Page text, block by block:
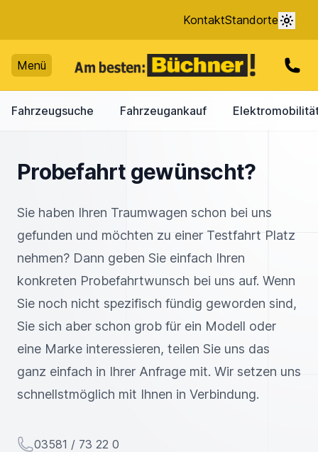
KontaktStandorte
Menü
Fahrzeugsuche Fahrzeugankauf
Probefahrt gewünscht?
Sie haben Ihren Traumwagen schon bei uns
gefunden und möchten zu einer Testfahrt Platz
nehmen? Dann geben Sie einfach Ihren
konkreten Probefahrtwunsch bei uns auf. Wenn
Sie noch nicht spezifisch fündig geworden sind,
Sie sich aber schon grob für ein Modell oder
eine Marke interessieren, teilen Sie uns das
ganz einfach in Ihrer Anfrage mit. Wir setzen uns
schnellstmöglich mit Ihnen in Verbindung.
Telefon
03581 / 73 22 0